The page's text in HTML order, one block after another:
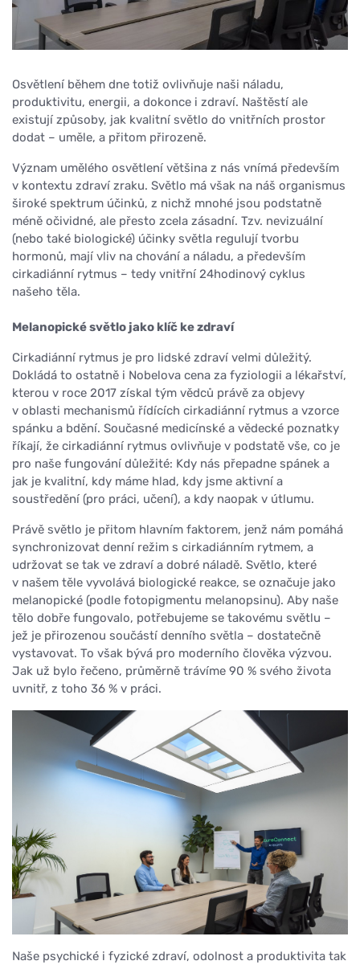
Osvětlení během dne totiž ovlivňuje naši náladu,
produktivitu, energii, a dokonce i zdraví. Naštěstí ale
existují způsoby, jak kvalitní světlo do vnitřních prostor
dodat – uměle, a přitom přirozeně.
Význam umělého osvětlení většina z nás vnímá především
v kontextu zdraví zraku. Světlo má však na náš organismus
široké spektrum účinků, z nichž mnohé jsou podstatně
méně očividné, ale přesto zcela zásadní. Tzv. nevizuální
(nebo také biologické) účinky světla regulují tvorbu
hormonů, mají vliv na chování a náladu, a především
cirkadiánní rytmus – tedy vnitřní 24hodinový cyklus
našeho těla.
Melanopické světlo jako klíč ke zdraví
Cirkadiánní rytmus je pro lidské zdraví velmi důležitý.
Dokládá to ostatně i Nobelova cena za fyziologii a lékařství,
kterou v roce 2017 získal tým vědců právě za objevy
v oblasti mechanismů řídících cirkadiánní rytmus a vzorce
spánku a bdění. Současné medicínské a vědecké poznatky
říkají, že cirkadiánní rytmus ovlivňuje v podstatě vše, co je
pro naše fungování důležité: Kdy nás přepadne spánek a
jak je kvalitní, kdy máme hlad, kdy jsme aktivní a
soustředění (pro práci, učení), a kdy naopak v útlumu.
Právě světlo je přitom hlavním faktorem, jenž nám pomáhá
synchronizovat denní režim s cirkadiánním rytmem, a
udržovat se tak ve zdraví a dobré náladě. Světlo, které
v našem těle vyvolává biologické reakce, se označuje jako
melanopické (podle fotopigmentu melanopsinu). Aby naše
tělo dobře fungovalo, potřebujeme se takovému světlu –
jež je přirozenou součástí denního světla – dostatečně
vystavovat. To však bývá pro moderního člověka výzvou.
Jak už bylo řečeno, průměrně trávíme 90 % svého života
uvnitř, z toho 36 % v práci.
Naše psychické i fyzické zdraví, odolnost a produktivita tak